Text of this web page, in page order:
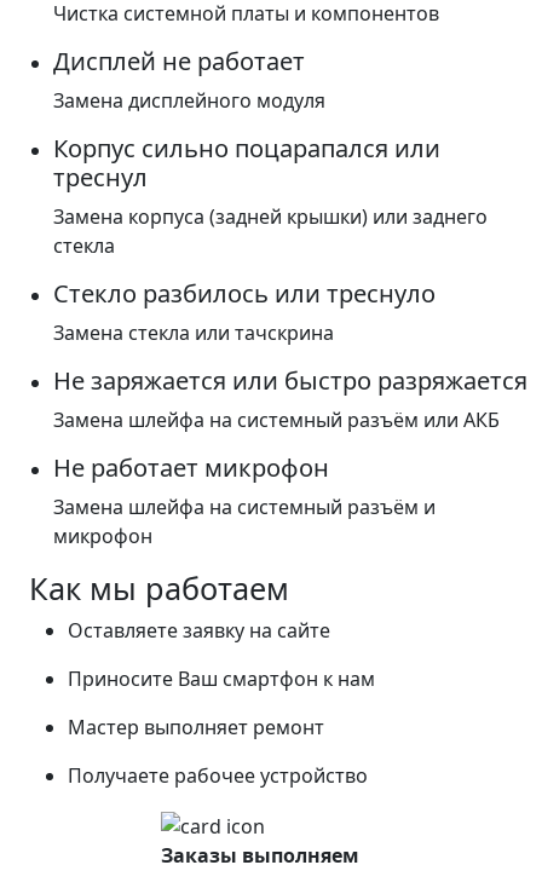
Чистка системной платы и компонентов
Дисплей не работает
Замена дисплейного модуля
Корпус сильно поцарапался или
треснул
Замена корпуса (задней крышки) или заднего
стекла
Стекло разбилось или треснуло
Замена стекла или тачскрина
Не заряжается или быстро разряжается
Замена шлейфа на системный разъём или АКБ
Не работает микрофон
Замена шлейфа на системный разъём и
микрофон
Как мы работаем
Оставляете заявку на сайте
Приносите Ваш смартфон к нам
Мастер выполняет ремонт
Получаете рабочее устройство
Заказы выполняем